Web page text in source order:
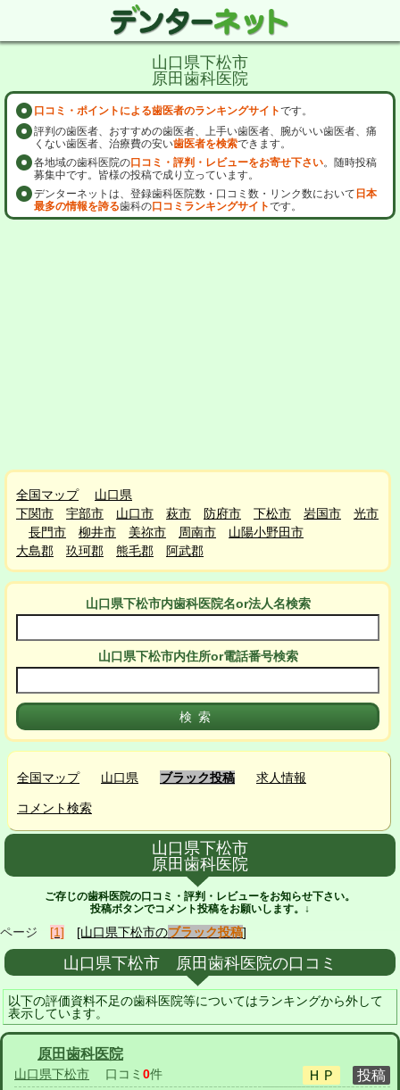
山口県下松市
原田歯科医院
口コミ・ポイントによる歯医者のランキングサイトです。
評判の歯医者、おすすめの歯医者、上手い歯医者、腕がいい歯医者、痛
くない歯医者、治療費の安い歯医者を検索できます。
各地域の歯科医院の口コミ・評判・レビューをお寄せ下さい。随時投稿
募集中です。皆様の投稿で成り立っています。
デンターネットは、登録歯科医院数・口コミ数・リンク数において 日本
最多の情報を誇る歯科の口コミランキングサイトです。
全国マップ
山口県
下関市
宇部市 山口市 萩市 防府市 下松市 岩国市
光市
長門市
柳井市 美祢市 周南市
山陽小野田市
大島郡
玖珂郡 熊毛郡 阿武郡
山口県下松市内歯科医院名or法人名検索
山口県下松市内住所or電話番号検索
全国マップ 山口県 ブラック投稿 求人情報
コメント検索
山口県下松市
原田歯科医院
ご存じの歯科医院の口コミ・評判・レビューをお知らせ下さい。
投稿ボタンでコメント投稿をお願いします。↓
ページ [1] [山口県下松市のブラック投稿]
山口県下松市 原田歯科医院の口コミ
以下の評価資料不足の歯科医院等についてはランキングから外して
表示しています。
原田歯科医院
山口県下松市 口コミ 0件